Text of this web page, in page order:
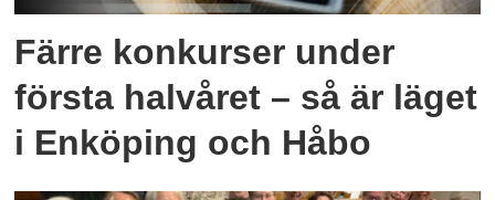
Färre konkurser under
första halvåret – så är läget
i Enköping och Håbo